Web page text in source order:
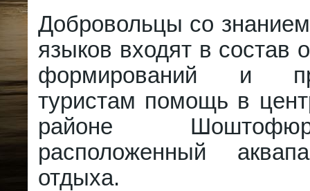
Добровольцы со
языков входят в состав
формирований и
туристам помощь в
районе
расположенный
отдыха.